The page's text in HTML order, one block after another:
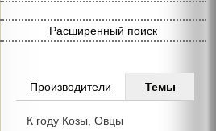
Расширенный поиск
Производители Темы
К году Козы, Овцы